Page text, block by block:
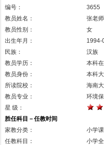
编号：
3655
教员姓名：
张老师
教员性别：
女
出生年月：
1994-
民族：
汉族
教员学历：
本科
教员身份：
本科
所读院校：
海南
教员专业：
环境
星 级：
胜任科目－任教时间
家教分类：
小学
任教科目：
小学